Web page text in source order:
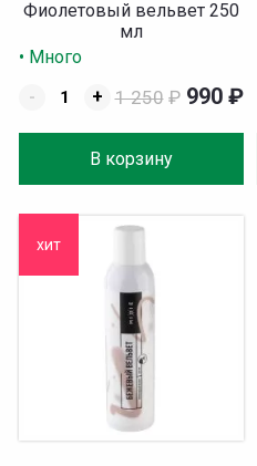
Фиолетовый вельвет 250
мл
• Много
-
+
В корзину
1 250 ₽ 990 ₽
хит